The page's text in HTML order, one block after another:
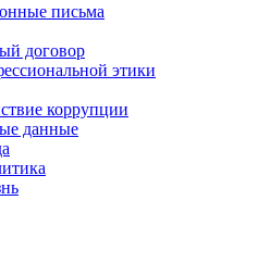
письма
договор
этики
коррупции
данные